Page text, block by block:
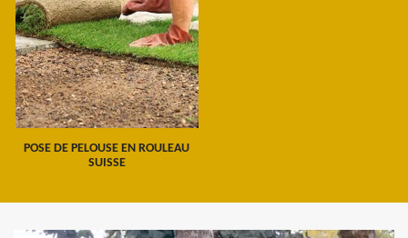
POSE DE PELOUSE EN ROULEAU
SUISSE